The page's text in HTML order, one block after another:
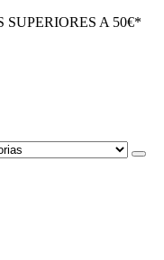
SUPERIORES A 50€*